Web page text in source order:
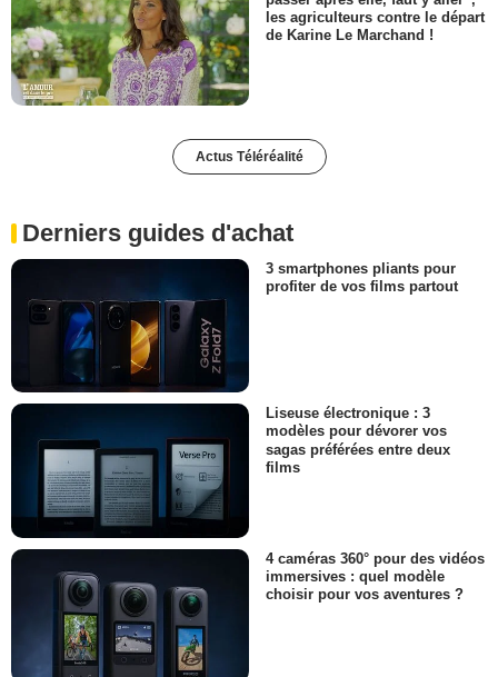
les agriculteurs contre le départ
de Karine Le Marchand !
Actus Téléréalité
Derniers guides d'achat
3 smartphones pliants pour
profiter de vos films partout
Liseuse électronique : 3
modèles pour dévorer vos
sagas préférées entre deux
films
4 caméras 360° pour des vidéos
immersives : quel modèle
choisir pour vos aventures ?